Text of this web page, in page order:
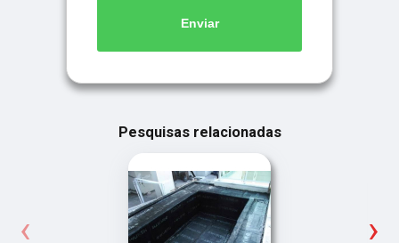
Enviar
Pesquisas relacionadas
‹ ›